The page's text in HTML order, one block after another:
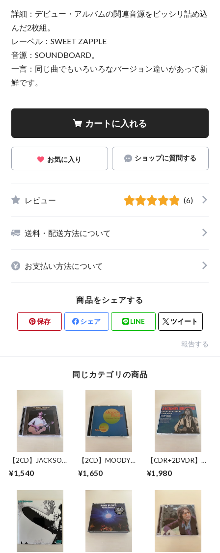
詳細：デビュー・アルバムの関連音源をビッシリ詰め込
んだ2枚組。
レーベル：SWEET ZAPPLE
音源：SOUNDBOARD。
一言：同じ曲でもいろいろなバージョン違いがあって新
鮮です。
カートに入れる
お気に入り ショップに質問する
レビュー (6)
送料・配送方法について
お支払い方法について
商品をシェアする
保存 シェア LINE ツイート
報告する
同じカテゴリの商品
【2CD】JACKSON
BROWNE / LONG
BEACH 1978 MIKE
CASSETTES
¥1,540
【2CD】MOODY
BLUES WITH
SYMPHONY
JUNE 1993
¥1,650
【CDR+2DVDR】
JACKSON BROWNE
/ GREAT
¥1,980